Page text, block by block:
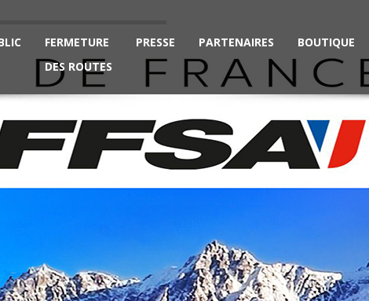
FERMETURE
DES ROUTES
PRESSE PARTENAIRES BOUTIQUE